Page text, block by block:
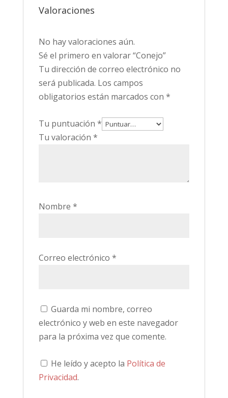
Valoraciones
No hay valoraciones aún.
Sé el primero en valorar “Conejo”
Tu dirección de correo electrónico no
será publicada. Los campos
obligatorios están marcados con *
Tu puntuación *
Tu valoración *
Nombre *
Correo electrónico *
Guarda mi nombre, correo
electrónico y web en este navegador
para la próxima vez que comente.
He leído y acepto la Política de
Privacidad.